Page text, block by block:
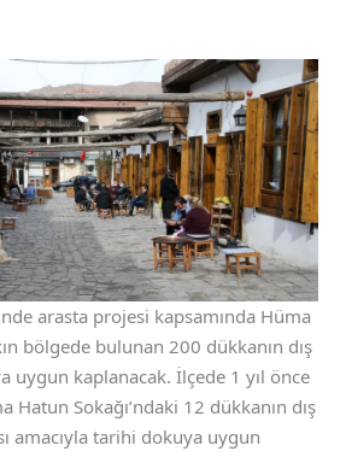
arasta projesi kapsamında Hüma
bölgede bulunan 200 dükkanın dış
uygun kaplanacak. İlçede 1 yıl önce
Hatun Sokağı’ndaki 12 dükkanın dış
amacıyla tarihi dokuya uygun